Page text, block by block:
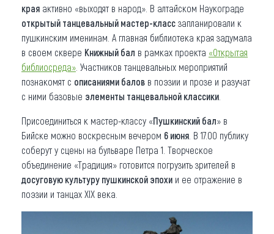
края активно «выходят в народ». В алтайском Наукограде
открытый танцевальный мастер-класс запланировали к
пушкинским именинам. А главная библиотека края задумала
в своем сквере Книжный бал в рамках проекта «Открытая
библиосреда» . Участников танцевальных мероприятий
познакомят с описаниями балов в поэзии и прозе и разучат
с ними базовые элементы танцевальной классики
Присоединиться к мастер-классу «Пушкинский бал» в
Бийске можно воскресным вечером 6 июня . В 17.00 публику
соберут у сцены на бульваре Петра 1. Творческое
объединение «Традиция» готовится погрузить зрителей в
досуговую культуру пушкинской эпохи и ее отражение в
поэзии и танцах ХІХ века.